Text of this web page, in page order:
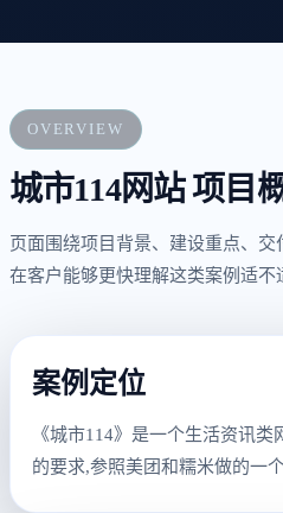
OVERVIEW
城市114网站 项目
页面围绕项目背景、建设重点、
在客户能够更快理解这类案例适不
案例定位
《城市114》是一个生活资讯
的要求,参照美团和糯米做的一